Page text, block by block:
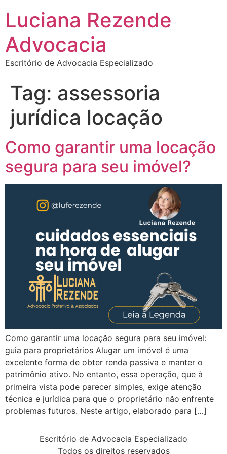
Luciana Rezende
Advocacia
Escritório de Advocacia Especializado
Tag: assessoria
jurídica locação
Como garantir uma locação
segura para seu imóvel?
Como garantir uma locação segura para seu imóvel:
guia para proprietários Alugar um imóvel é uma
excelente forma de obter renda passiva e manter o
patrimônio ativo. No entanto, essa operação, que à
primeira vista pode parecer simples, exige atenção
técnica e jurídica para que o proprietário não enfrente
problemas futuros. Neste artigo, elaborado para […]
Escritório de Advocacia Especializado
Todos os direitos reservados